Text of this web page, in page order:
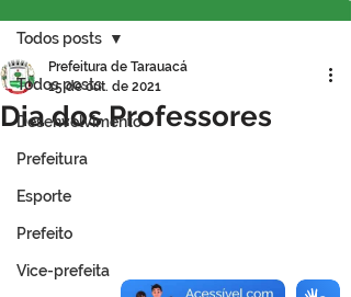
Todos posts
Desenvolvimento
Prefeitura
Esporte
Prefeito
Vice-prefeita
Todos posts
Dia dos Professores
Prefeitura de Tarauacá
15 de out. de 2021